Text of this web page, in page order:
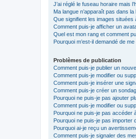
J’ai réglé le fuseau horaire mais
Ma langue n’apparaît pas dans la
Que signifient les images situées
Comment puis-je afficher un
Quel est mon rang et comment
Pourquoi m’est-il demandé de
Problèmes de publication
Comment puis-je publier un
Comment puis-je modifier ou
Comment puis-je insérer une
Comment puis-je créer un
Pourquoi ne puis-je pas ajouter
Comment puis-je modifier ou
Pourquoi ne puis-je pas accéder
Pourquoi ne puis-je pas importer
Pourquoi ai-je reçu un
Comment puis-je signaler des